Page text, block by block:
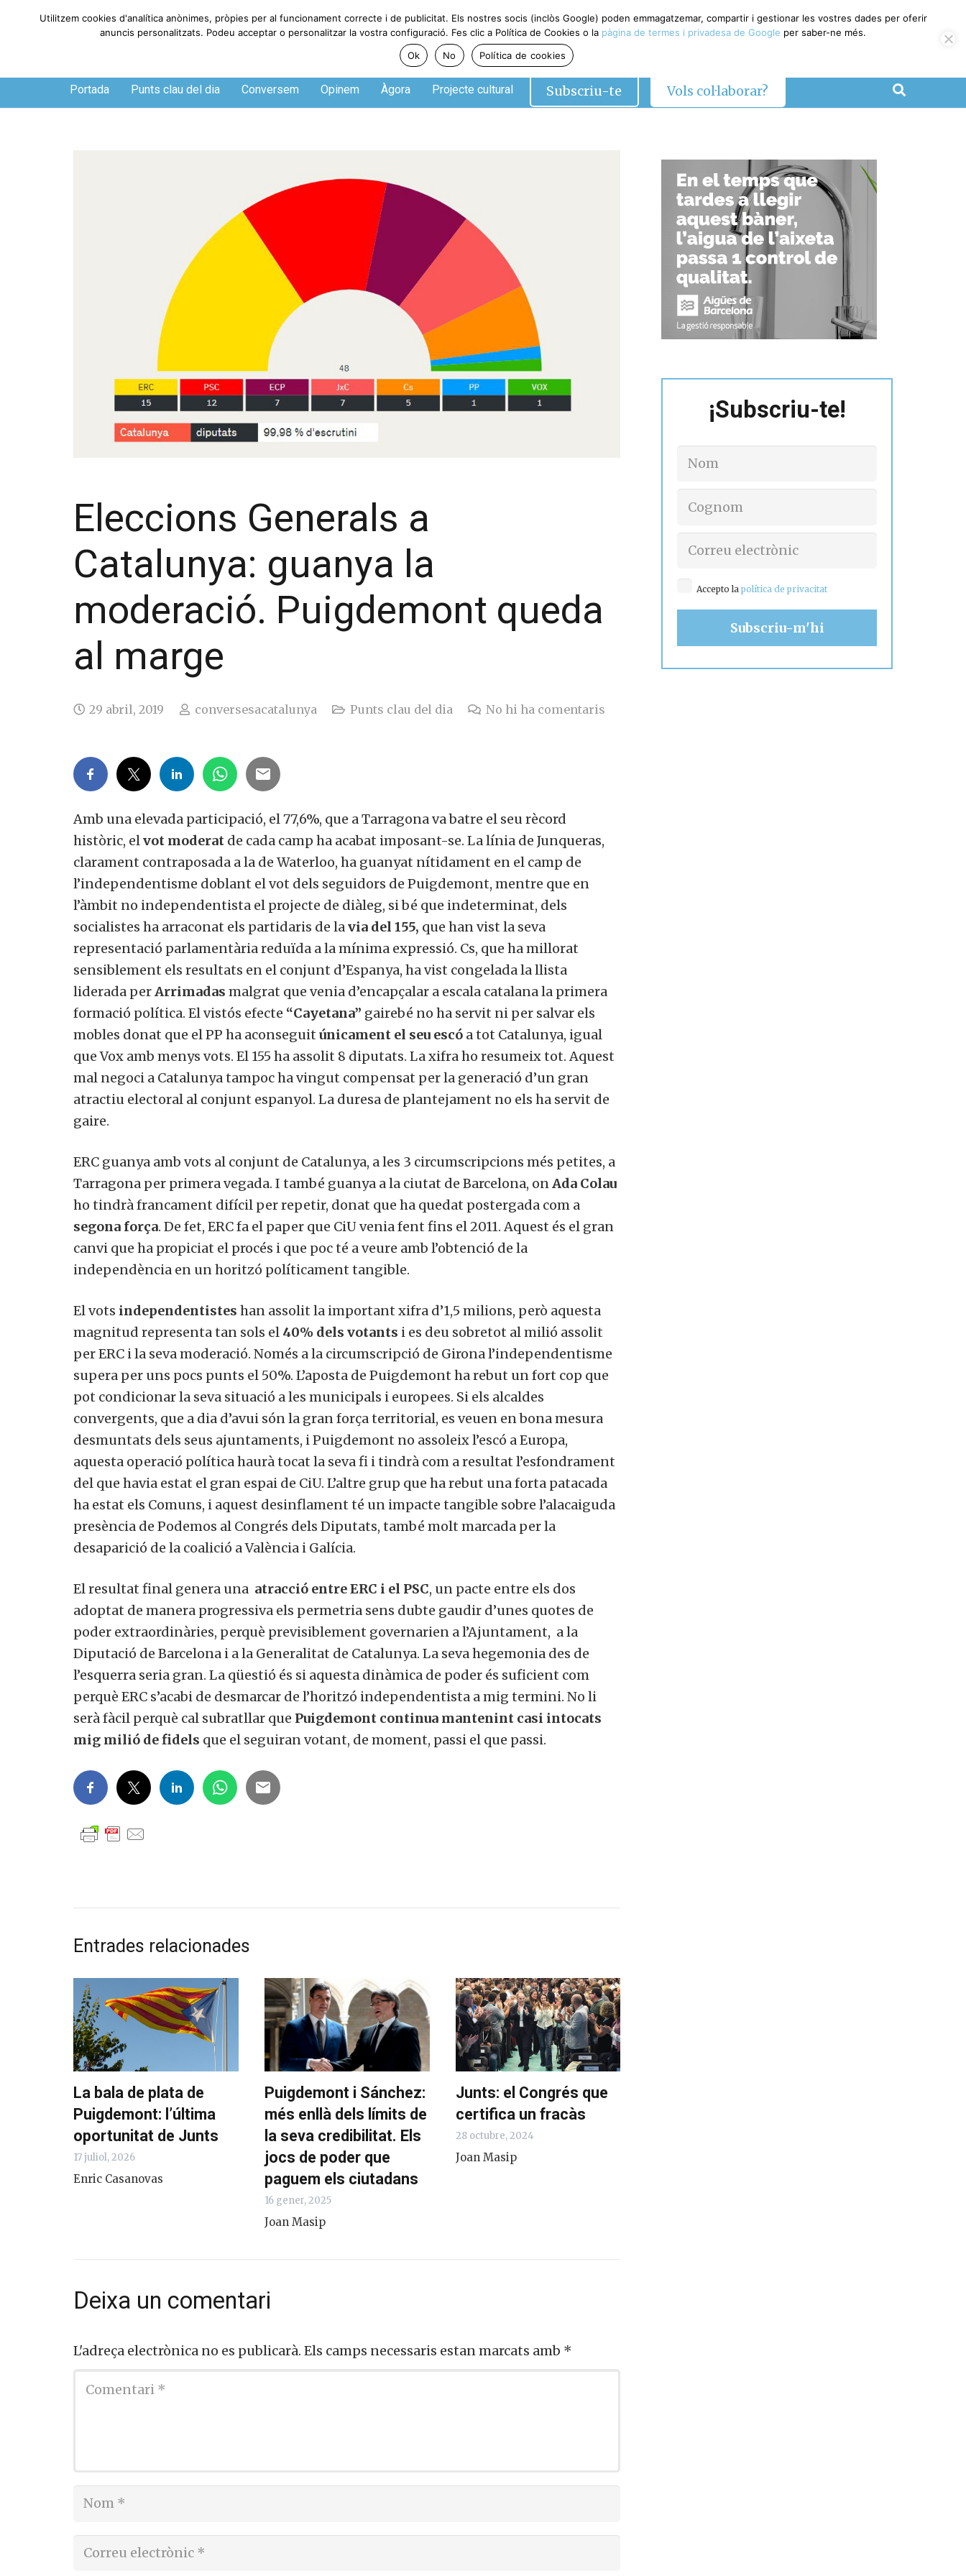
Dissabte, 8 de agosto de 2026
Portada Punts clau del dia Conversem Opinem Àgora Projecte cultural Subscriu-te Vols col·laborar?
Eleccions Generals a
Catalunya: guanya la
moderació. Puigdemont queda
al marge
29 abril, 2019 conversesacatalunya Punts clau del dia No hi ha comentaris
Amb una elevada participació, el 77,6%, que a Tarragona va batre el seu rècord
històric, elvot moderat de cada camp ha acabat imposant-se. La línia de Junqueras,
clarament contraposada a la de Waterloo, ha guanyat nítidament en el camp de
l’independentisme doblant el vot dels seguidors de Puigdemont, mentre que en
l’àmbit no independentista el projecte de diàleg, si bé que indeterminat, dels
socialistes ha arraconat els partidaris de lavia del 155, que han vist la seva
representació parlamentària reduïda a la mínima expressió. Cs, que ha millorat
sensiblement els resultats en el conjunt d’Espanya, ha vist congelada la llista
liderada perArrimadas malgrat que venia d’encapçalar a escala catalana la primera
formació política. El vistós efecte “Cayetana” gairebé no ha servit ni per salvar els
mobles donat que el PP ha aconseguit únicament el seu escó a tot Catalunya, igual
que Vox amb menys vots. El 155 ha assolit 8 diputats. La xifra ho resumeix tot. Aquest
mal negoci a Catalunya tampoc ha vingut compensat per la generació d’un gran
atractiu electoral al conjunt espanyol. La duresa de plantejament no els ha servit de
gaire.
ERC guanya amb vots al conjunt de Catalunya, a les 3 circumscripcions més petites, a
Tarragona per primera vegada. I també guanya a la ciutat de Barcelona, onAda Colau
ho tindrà francament difícil per repetir, donat que ha quedat postergada com a
segona força. De fet, ERC fa el paper que CiU venia fent fins el 2011. Aquest és el gran
canvi que ha propiciat el procés i que poc té a veure amb l’obtenció de la
independència en un horitzó políticament tangible.
El vots independentistes han assolit la important xifra d’1,5 milions, però aquesta
magnitud representa tan sols el 40% dels votants i es deu sobretot al milió assolit
per ERC i la seva moderació. Només a la circumscripció de Girona l’independentisme
supera per uns pocs punts el 50%. L’aposta de Puigdemont ha rebut un fort cop que
pot condicionar la seva situació a les municipals i europees. Si els alcaldes
convergents, que a dia d’avui són la gran força territorial, es veuen en bona mesura
desmuntats dels seus ajuntaments, i Puigdemont no assoleix l’escó a Europa,
aquesta operació política haurà tocat la seva fi i tindrà com a resultat l’esfondrament
del que havia estat el gran espai de CiU. L’altre grup que ha rebut una forta patacada
ha estat els Comuns, i aquest desinflament té un impacte tangible sobre l’alacaiguda
presència de Podemos al Congrés dels Diputats, també molt marcada per la
desaparició de la coalició a València i Galícia.
El resultat final genera una atracció entre ERC i el PSC, un pacte entre els dos
adoptat de manera progressiva els permetria sens dubte gaudir d’unes quotes de
poder extraordinàries, perquè previsiblement governarien a l’Ajuntament, a la
Diputació de Barcelona i a la Generalitat de Catalunya. La seva hegemonia des de
l’esquerra seria gran. La qüestió és si aquesta dinàmica de poder és suficient com
perquè ERC s’acabi de desmarcar de l’horitzó independentista a mig termini. No li
serà fàcil perquè cal subratllar que Puigdemont continua mantenint casi intocats
mig milió de fidels que el seguiran votant, de moment, passi el que passi.
Entrades relacionades
La bala de plata de
Puigdemont: l’última
oportunitat de Junts
17 juliol, 2026
Enric Casanovas
Puigdemont i Sánchez:
més enllà dels límits de
la seva credibilitat. Els
jocs de poder que
paguem els ciutadans
16 gener, 2025
Joan Masip
Junts: el Congrés que
certifica un fracàs
28 octubre, 2024
Joan Masip
Deixa un comentari
L'adreça electrònica no es publicarà. Els camps necessaris estan marcats amb *
¡Subscriu-te!
Accepto lapolítica de privacitat
Utilitzem cookies d'analítica anònimes, pròpies per al funcionament correcte i de publicitat. Els nostres socis (inclòs Google) poden emmagatzemar, compartir i gestionar les vostres dades per oferir
anuncis personalitzats. Podeu acceptar o personalitzar la vostra configuració. Fes clic a Política de Cookies o la pàgina de termes i privadesa de Google per saber-ne més.
Ok
No Política de cookies